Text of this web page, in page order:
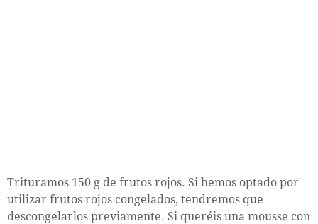
Trituramos 150 g de frutos rojos. Si hemos optado por
utilizar frutos rojos congelados, tendremos que
descongelarlos previamente. Si queréis una mousse con